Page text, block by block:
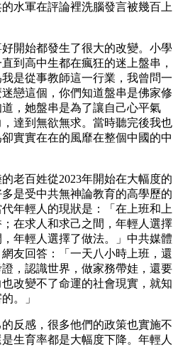
水軍在評論裡洗腦發言被幾百上
開始都發生了很大的改變。小學
到高中生都在瘋狂的迷上盤串，
是從事教師這一行業，我曾問一
戀這個，你們知道盤串是佛家修
，她盤串是為了讓自己心平氣
達到無欲無求。當時聽完後我也
實實在在的風靡在整個中國的中
老百姓從2023年開始在大幅度的
是受中共無神論教育的高學歷的
年輕人的現狀是：「在上班和上
在求人和求己之間，年輕人選擇
年輕人選擇了做法。」中共媒體
友回答：「一天八小時上班，還
，認識世界，做家務帶娃，還要
改變不了命運的社會現實，就知
。」
反感，很多他們的政策也實施不
生育率都是大幅度下降。年輕人